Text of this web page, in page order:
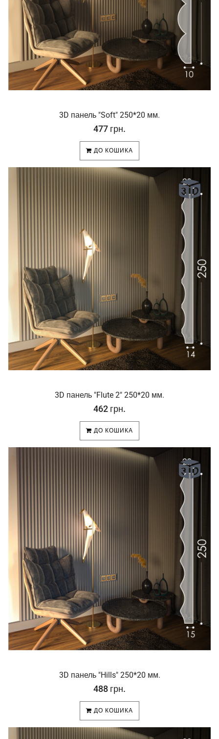
3D панель "Soft" 250*20 мм.
477 грн.
ДО КОШИКА
3D панель "Flute 2" 250*20 мм.
462 грн.
ДО КОШИКА
3D панель "Hills" 250*20 мм.
488 грн.
ДО КОШИКА